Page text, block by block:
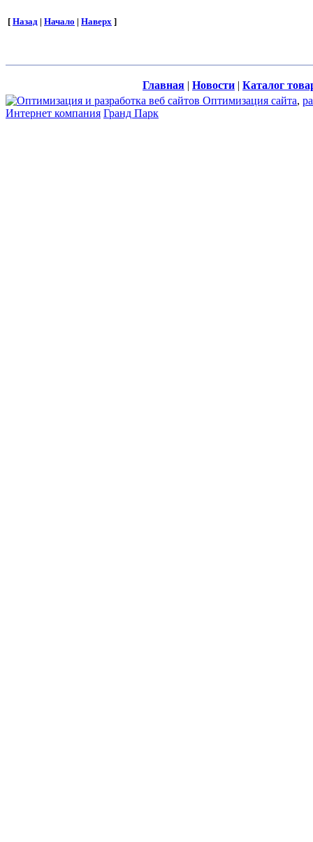
[ Назад | Начало | Наверх ]
Главная | Новости | Каталог
Оптимизация сайта,
Интернет компания Гранд Парк